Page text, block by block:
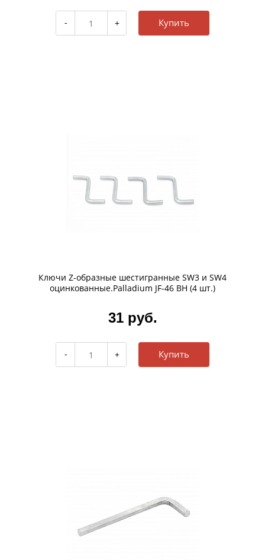
Купить
Ключи Z-образные шестигранные SW3 и SW4
оцинкованные.Palladium JF-46 BH (4 шт.)
31 руб.
Купить